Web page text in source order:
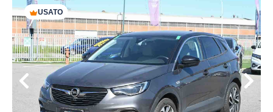
USATO